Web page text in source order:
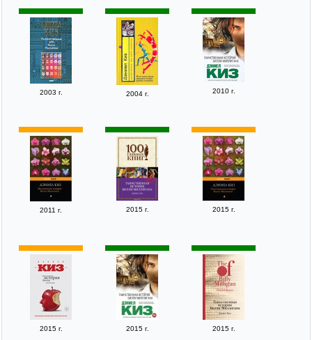
2003 г. 2004 г. 2010 г.
2011 г. 2015 г. 2015 г.
2015 г. 2015 г. 2015 г.